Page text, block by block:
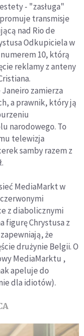
- "zasługa"
transmisje
nad Rio de
Odkupiciela w
10, którą
reklamy z anteny
zamierza
a prawnik, który ją
narodowego. To
telewizja
samby razem z
MediaMarkt w
z diabolicznymi
figurę Chrystusa z
że
drużynie Belgii. O
MediaMarktu ,
apeluje do
dla idiotów).